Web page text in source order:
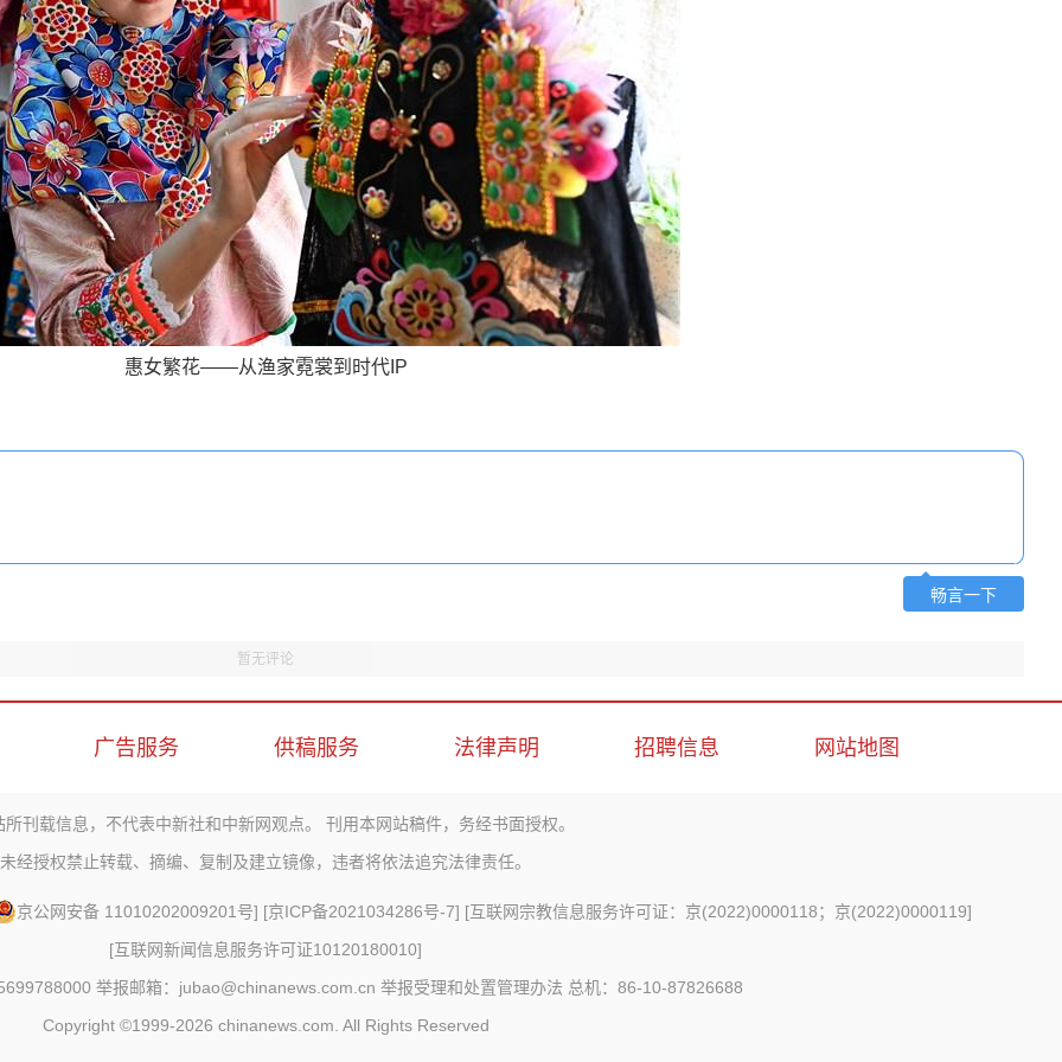
惠女繁花——从渔家霓裳到时代IP
畅言一下
暂无评论
广告服务 供稿服务 法律声明 招聘信息 网站地图
所刊载信息，不代表中新社和中新网观点。 刊用本网站稿件，务经书面授权。
未经授权禁止转载、摘编、复制及建立镜像，违者将依法追究法律责任。
京公网安备 11010202009201号] [京ICP备2021034286号-7] [互联网宗教信息服务许可证：京(2022)0000118；京(2022)0000119]
[互联网新闻信息服务许可证10120180010]
举报邮箱：jubao@chinanews.com.cn 举报受理和处置管理办法 总机：86-10-87826688
Copyright ©1999-2026 chinanews.com. All Rights Reserved